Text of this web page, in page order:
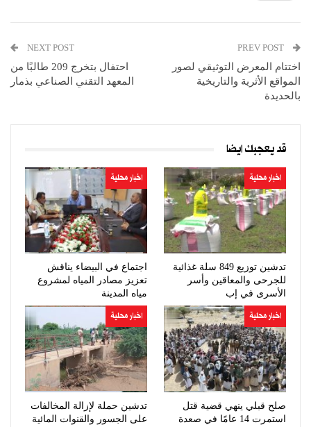
اختتام المعرض التوثيقي لصور
المواقع الأثرية والتاريخية
بالحديدة
NEXT POST
احتفال بتخرج 209 طالبًا من
المعهد التقني الصناعي بذمار
قد يعجبك ايضا
اخبار محلية
تدشين توزيع 849 سلة غذائية
للجرحى والمعاقين وأسر
الأسرى في إب
اخبار محلية
اجتماع في البيضاء يناقش
تعزيز مصادر المياه لمشروع
مياه المدينة
اخبار محلية
صلح قبلي ينهي قضية قتل
استمرت 14 عامًا في صعدة
اخبار محلية
تدشين حملة لإزالة المخالفات
على الجسور والقنوات المائية